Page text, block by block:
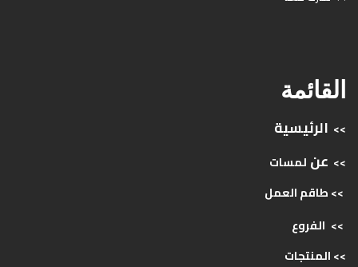
القائمة
>> الرئيسية
>> عن لمسات
>> طاقمالعمل
>> الفروع
>>المنتجات